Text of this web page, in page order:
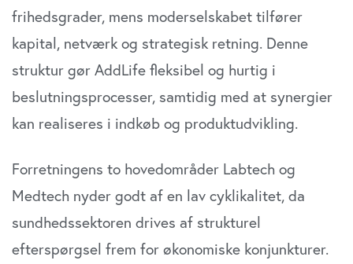
frihedsgrader, mens moderselskabet tilfører
kapital, netværk og strategisk retning. Denne
struktur gør AddLife fleksibel og hurtig i
beslutningsprocesser, samtidig med at synergier
kan realiseres i indkøb og produktudvikling.
Forretningens to hovedområder Labtech og
Medtech nyder godt af en lav cyklikalitet, da
sundhedssektoren drives af strukturel
efterspørgsel frem for økonomiske konjunkturer.